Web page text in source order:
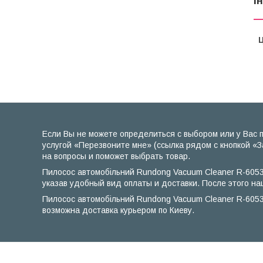
Если Вы не можете определиться с выбором или у Вас
услугой «Перезвоните мне» (ссылка рядом с кнопкой
на вопросы и поможет выбрать товар.
Пилосос автомобільний Rundong Vacuum Cleaner R-
указав удобный вид оплаты и доставки. После этого
Пилосос автомобільний Rundong Vacuum Cleaner R-
возможна доставка курьером по Киеву.